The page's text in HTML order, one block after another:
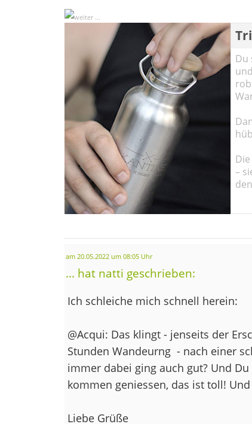
Du
–
am 20.05.2022 um 08:05 Uhr
... hat natti geschrieben:
Ich schleiche mich schnell herein:
@Acqui: Das klingt - jenseits der
Stunden Wandeurng - nach einer
immer dabei ging auch gut? Und
kommen geniessen, das ist toll!
Liebe Grüße